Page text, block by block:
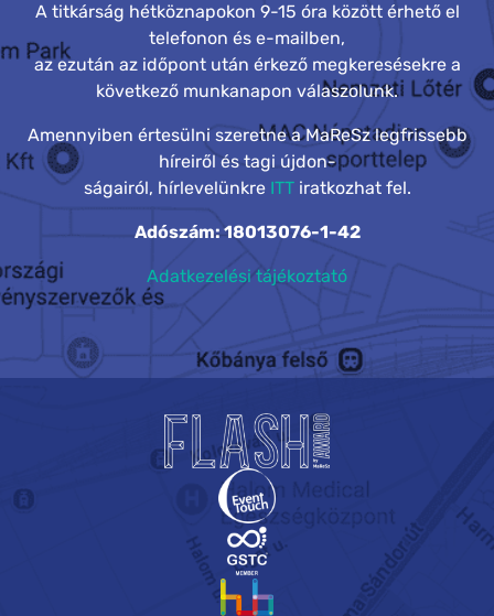
A titkárság hétköznapokon 9-15 óra között érhető el
telefonon és e-mailben,
az ezután az időpont után érkező megkeresésekre a
következő munkanapon válaszolunk.
Amennyiben értesülni szeretne a MaReSz legfrissebb
híreiről és tagi újdon-
ságairól, hírlevelünkre ITTiratkozhat fel.
Adószám: 18013076-1-42
Adatkezelési tájékoztató